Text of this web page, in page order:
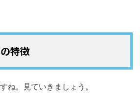
特徴
ね。見ていきましょう。